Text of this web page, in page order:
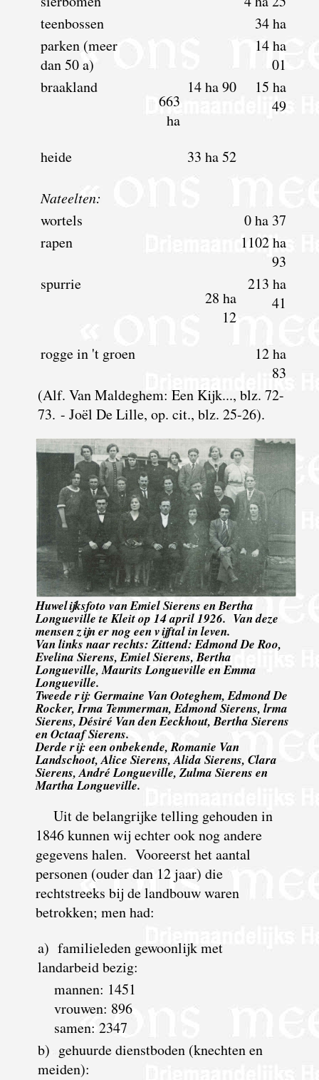
teenbossen
34 ha
parken (meer
dan 50 a)
14 ha
01
braakland
663
ha
14 ha 90
15 ha
49
heide 33 ha 52
Nateelten:
wortels
0 ha 37
rapen
1102 ha
93
spurrie
28 ha
12
213 ha
41
rogge in 't groen
12 ha
83
(Alf. Van Maldeghem: Een Kijk..., blz. 72-
73. - Joël De Lille, op. cit., blz. 25-26).
Huwelijksfoto van Emiel Sierens en Bertha
Longueville te Kleit op 14 april 1926. Van deze
mensen zijn er nog een vijftal in leven.
Van links naar rechts: Zittend: Edmond De Roo,
Evelina Sierens, Emiel Sierens, Bertha
Longueville, Maurits Longueville en Emma
Longueville.
Tweede rij: Germaine Van Ooteghem, Edmond De
Rocker, Irma Temmerman, Edmond Sierens, lrma
Sierens, Désiré Van den Eeckhout, Bertha Sierens
en Octaaf Sierens.
Derde rij: een onbekende, Romanie Van
Landschoot, Alice Sierens, Alida Sierens, Clara
Sierens, André Longueville, Zulma Sierens en
Martha Longueville.
Uit de belangrijke telling gehouden in
1846 kunnen wij echter ook nog andere
gegevens halen. Vooreerst het aantal
personen (ouder dan 12 jaar) die
rechtstreeks bij de landbouw waren
betrokken; men had:
a) familieleden gewoonlijk met
landarbeid bezig:
mannen: 1451
vrouwen: 896
samen: 2347
b) gehuurde dienstboden (knechten en
meiden):